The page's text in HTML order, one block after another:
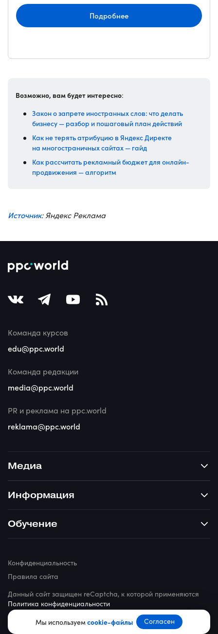
Мы используемcookie-файлы Согласен
Подробнее
Возможно, вам будет интересно:
Закон о запрете иностранных слов: что делать
бизнесу — разбор и пошаговый план действий
Как не терять атрибуцию в Яндекс Директе
на многостраничных сайтах — гайд
Как рассчитать рекламный бюджет для онлайн-
продвижения — алгоритм
Источник: Яндекс Реклама
Медиа
Информация
Обучение
Команда курсов
edu@ppc.world
Команда редакции
media@ppc.world
PR и реклама на ppc.world
reklama@ppc.world
© 2026 ppc.world
Данный сайт защищен reCaptcha, к которой применяются
Политика конфиденциальности
Конфиденциальность
Правила сайта